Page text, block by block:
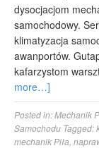
dysocjacjom
samochodowy.
klimatyzacja
awanportów.
kafarzystom
more…]
Posted in:Mechanik
Samochodu Tagged:
mechanik Piła